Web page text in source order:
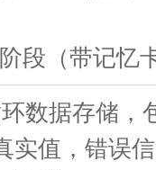
段（带记忆
数据存储，
实值，错误信